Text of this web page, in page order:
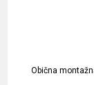
Obična